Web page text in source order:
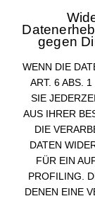
gegen
WENN DIE
ART. 6 ABS.
SIE
AUS IHRER
DIE
DATEN
FÜR EIN
PROFILING.
DENEN EINE